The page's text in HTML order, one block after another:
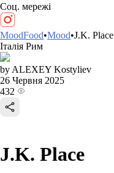
Соц. мережі
MoodFood•Mood•J.K. Place
Італія Рим
by ALEXEY Kostyliev
26 Червня 2025
432
J.K. Place